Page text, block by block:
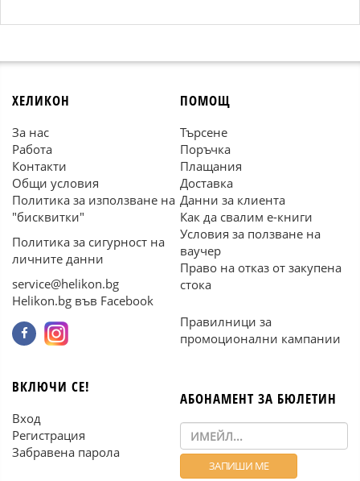
ХЕЛИКОН
За нас
Работа
Контакти
Общи условия
Политика за използване на
"бисквитки"
Политика за сигурност на
личните данни
service@helikon.bg
Helikon.bg във Facebook
ПОМОЩ
Търсене
Поръчка
Плащания
Доставка
Данни за клиента
Как да свалим е-книги
Условия за ползване на
ваучер
Право на отказ от закупена
стока
Правилници за
промоционални кампании
ВКЛЮЧИ СЕ!
Вход
Регистрация
Забравена парола
АБОНАМЕНТ ЗА БЮЛЕТИН